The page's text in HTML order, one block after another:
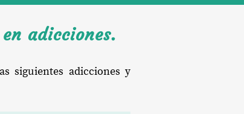
adicciones.
siguientes adicciones y